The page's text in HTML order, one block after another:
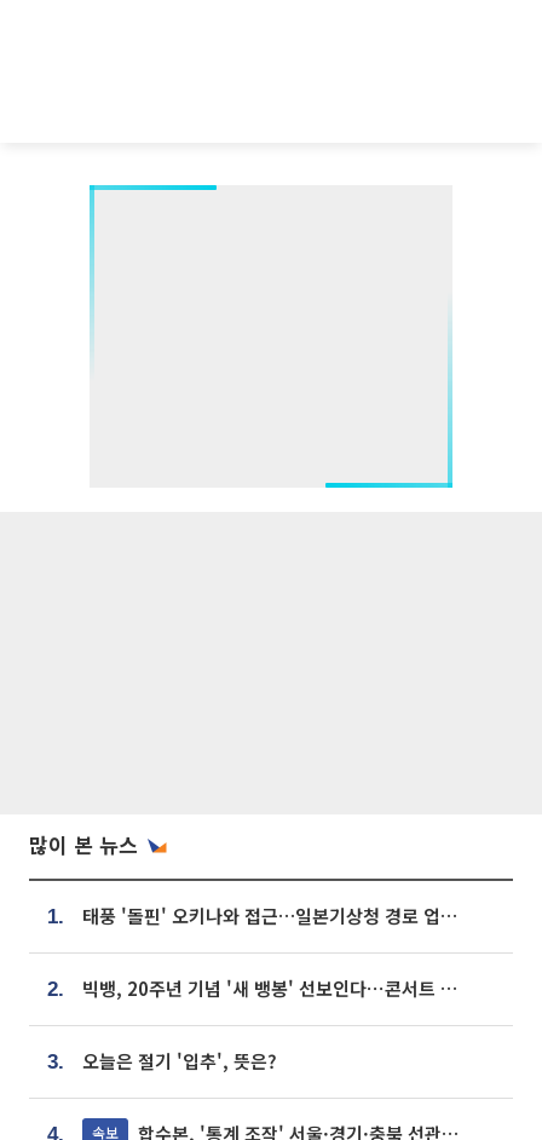
많이 본 뉴스
1. 태풍 '돌핀' 오키나와 접근…일본기상청 경로 업데이트
2. 빅뱅, 20주년 기념 '새 뱅봉' 선보인다⋯콘서트 앞두고 팝업 개최
3. 오늘은 절기 '입추', 뜻은?
4. 속보 합수본, '통계 조작' 서울·경기·충북 선관위 등 추가 압수수색